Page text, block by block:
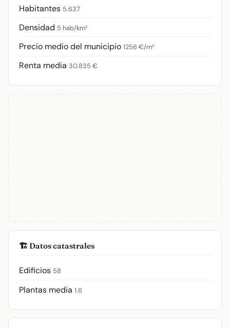
Habitantes 5.637
Densidad 5 hab/km²
Precio medio del municipio 1256 €/m²
Renta media 30.835 €
🏗️ Datos catastrales
Edificios 58
Plantas media 1.6